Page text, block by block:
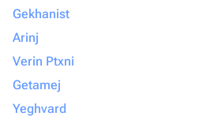
Gekhanist
Arinj
Verin Ptxni
Getamej
Yeghvard